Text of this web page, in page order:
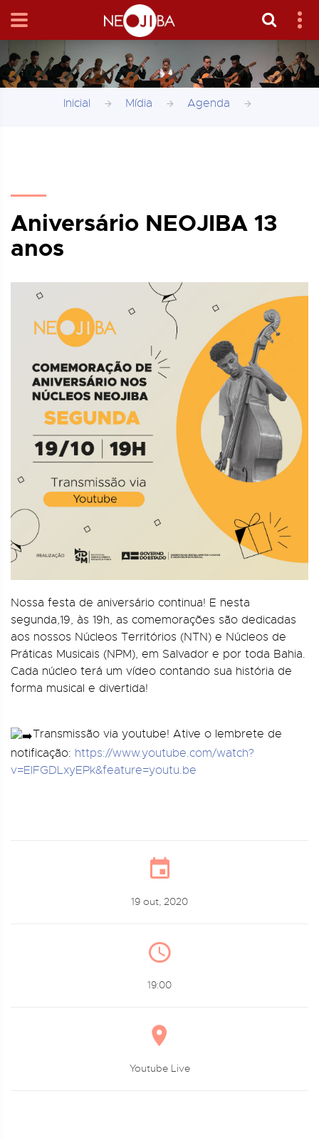
Inicial Mídia Agenda
Aniversário NEOJIBA 13
anos
Nossa festa de aniversário continua! E nesta
segunda,19, às 19h, as comemorações são dedicadas
aos nossos Núcleos Territórios (NTN) e Núcleos de
Práticas Musicais (NPM), em Salvador e por toda Bahia.
Cada núcleo terá um vídeo contando sua história de
forma musical e divertida!
Transmissão via youtube! Ative o lembrete de
notificação: https://www.youtube.com/watch?
v=ElFGDLxyEPk&feature=youtu.be
19 out, 2020
19:00
Youtube Live